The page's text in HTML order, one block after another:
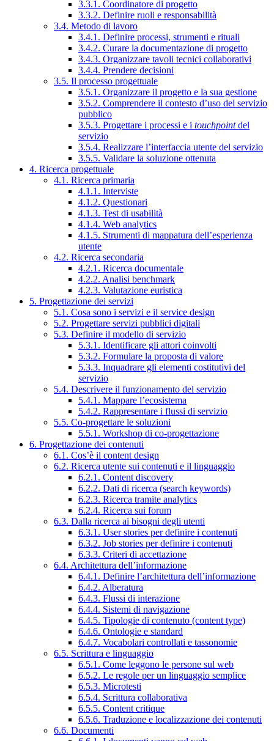
3.3.1. Coordinatore di progetto
3.3.2. Definire ruoli e responsabilità
3.4. Metodo di lavoro
3.4.1. Definire processi, strumenti e rituali
3.4.2. Curare la documentazione di progetto
3.4.3. Organizzare tavoli tecnici collaborativi
3.4.4. Prendere decisioni
3.5. Il processo progettuale
3.5.1. Organizzare il progetto e la sua gestione
3.5.2. Comprendere il contesto d’uso del servizio
pubblico
3.5.3. Progettare i processi e i touchpointdel
servizio
3.5.4. Realizzare l’interfaccia utente del servizio
3.5.5. Validare la soluzione ottenuta
4. Ricerca progettuale
4.1. Ricerca primaria
4.1.1. Interviste
4.1.2. Questionari
4.1.3. Test di usabilità
4.1.4. Web analytics
4.1.5. Strumenti di mappatura dell’esperienza
utente
4.2. Ricerca secondaria
4.2.1. Ricerca documentale
4.2.2. Analisi benchmark
4.2.3. Valutazione euristica
5. Progettazione dei servizi
5.1. Cosa sono i servizi e il service design
5.2. Progettare servizi pubblici digitali
5.3. Definire il modello di servizio
5.3.1. Identificare gli attori coinvolti
5.3.2. Formulare la proposta di valore
5.3.3. Inquadrare gli elementi costitutivi del
servizio
5.4. Descrivere il funzionamento del servizio
5.4.1. Mappare l’ecosistema
5.4.2. Rappresentare i flussi di servizio
5.5. Co-progettare le soluzioni
5.5.1. Workshop di co-progettazione
6. Progettazione dei contenuti
6.1. Cos’è il content design
6.2. Ricerca utente sui contenuti e il linguaggio
6.2.1. Content discovery
6.2.2. Dati di ricerca (search keywords)
6.2.3. Ricerca tramite analytics
6.2.4. Ricerca sui forum
6.3. Dalla ricerca ai bisogni degli utenti
6.3.1. User stories per definire i contenuti
6.3.2. Job stories per definire i contenuti
6.3.3. Criteri di accettazione
6.4. Architettura dell’informazione
6.4.1. Definire l’architettura dell’informazione
6.4.2. Alberatura
6.4.3. Flussi di interazione
6.4.4. Sistemi di navigazione
6.4.5. Tipologie di contenuto (content type)
6.4.6. Ontologie e standard
6.4.7. Vocabolari controllati e tassonomie
6.5. Scrittura e linguaggio
6.5.1. Come leggono le persone sul web
6.5.2. Le regole per un linguaggio semplice
6.5.3. Microtesti
6.5.4. Scrittura collaborativa
6.5.5. Content critique
6.5.6. Traduzione e localizzazione dei contenuti
6.6. Documenti